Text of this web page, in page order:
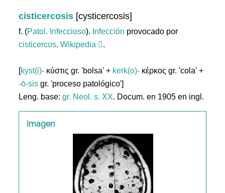
cisticercosis [cysticercosis]
f. (Patol. Infeccioso). Infección provocado por
cisticercos.Wikipedia .
[kyst(i)- κύστις gr. 'bolsa' + kerk(o)- κέρκος gr. 'cola' +
-ō-sis gr. 'proceso patológico']
Leng. base:gr. Neol. s. XX. Docum. en 1905 en ingl.
Imagen